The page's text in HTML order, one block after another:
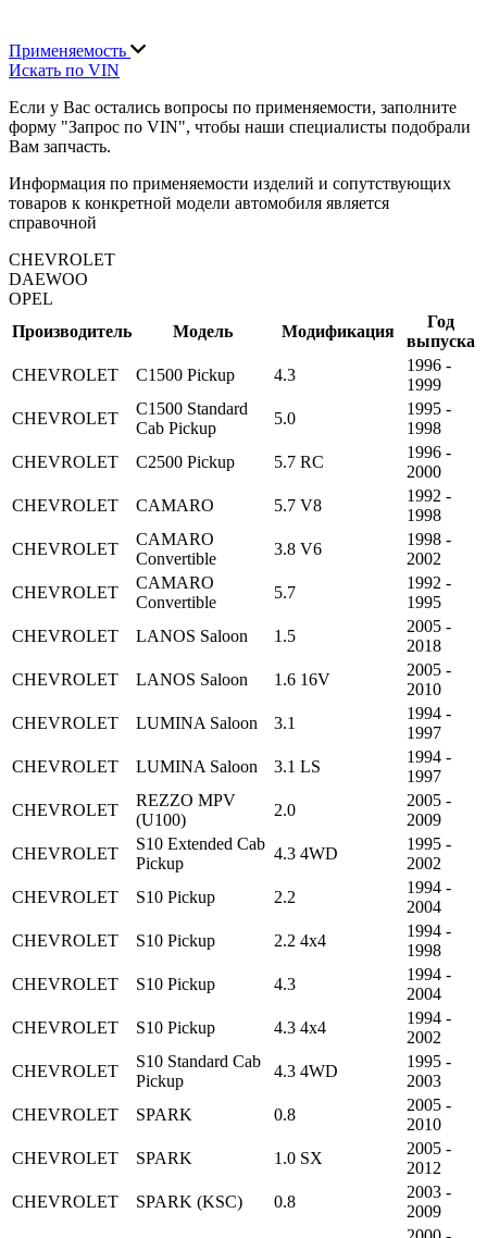
Применяемость
Искать по VIN
Если у Вас остались вопросы по применяемости, заполните
форму "Запрос по VIN", чтобы наши специалисты подобрали
Вам запчасть.
Информация по применяемости изделий и сопутствующих
товаров к конкретной модели автомобиля является
справочной
CHEVROLET
DAEWOO
OPEL
Производитель
Модель Модификация
Год
выпуска
CHEVROLET
C1500 Pickup 4.3
1996 -
1999
CHEVROLET
C1500 Standard
Cab Pickup
5.0
1995 -
1998
CHEVROLET
C2500 Pickup 5.7 RC
1996 -
2000
CHEVROLET
CAMARO 5.7 V8
1992 -
1998
CHEVROLET
CAMARO
Convertible
3.8 V6
1998 -
2002
CHEVROLET
CAMARO
Convertible
5.7
1992 -
1995
CHEVROLET
LANOS Saloon 1.5
2005 -
2018
CHEVROLET
LANOS Saloon 1.6 16V
2005 -
2010
CHEVROLET
LUMINA Saloon 3.1
1994 -
1997
CHEVROLET
LUMINA Saloon 3.1 LS
1994 -
1997
CHEVROLET
REZZO MPV
(U100)
2.0
2005 -
2009
CHEVROLET
S10 Extended Cab
Pickup
4.3 4WD
1995 -
2002
CHEVROLET
S10 Pickup 2.2
1994 -
2004
CHEVROLET
S10 Pickup 2.2 4x4
1994 -
1998
CHEVROLET
S10 Pickup 4.3
1994 -
2004
CHEVROLET
S10 Pickup 4.3 4x4
1994 -
2002
CHEVROLET
S10 Standard Cab
Pickup
4.3 4WD
1995 -
2003
CHEVROLET
SPARK 0.8
2005 -
2010
CHEVROLET
SPARK 1.0 SX
2005 -
2012
CHEVROLET
SPARK (KSC) 0.8
2003 -
2009